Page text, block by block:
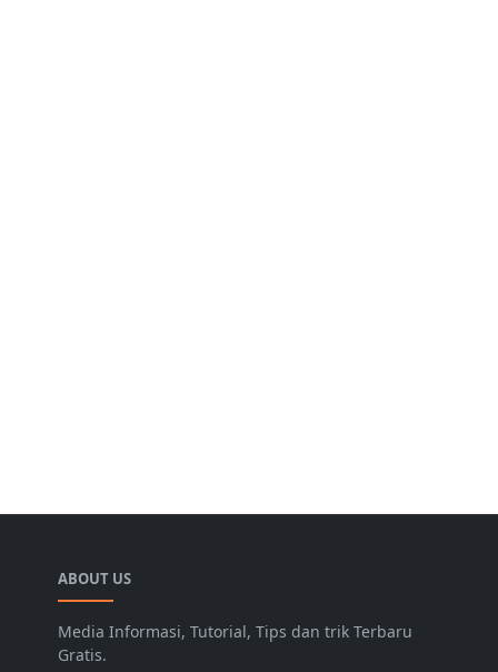
ABOUT US
Media Informasi, Tutorial, Tips dan trik Terbaru
Gratis.